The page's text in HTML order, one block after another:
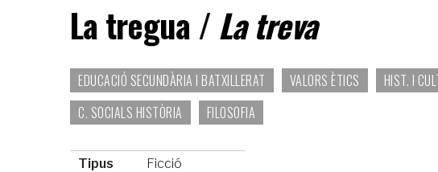
La tregua / La treva
EDUCACIÓ SECUNDÀRIA I BATXILLERAT VALORS ÈTICS HIST. I
C. SOCIALS HISTÒRIA
FILOSOFIA
Tipus
Ficció